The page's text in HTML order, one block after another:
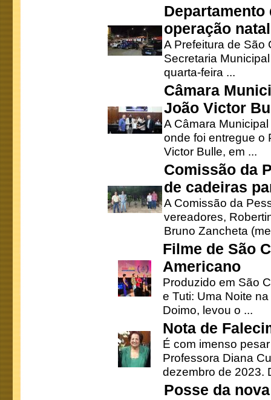
operação
A Prefeitura de São
Secretaria
quarta-feira ...
Câmara
João Victor
A Câmara
onde foi entregue o
Victor Bulle, em ...
Comissão da
de cadeiras
A Comissão da
vereadores,
Bruno Zancheta
Filme de São
Americano
Produzido em São
e Tuti: Uma Noite
Doimo, levou o ...
Nota de
É com imenso
Professora Diana
dezembro de 2023.
Posse da